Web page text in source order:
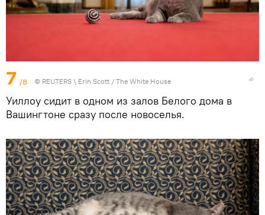
7 /8 © REUTERS \ Erin Scott / The White House
Уиллоу сидит в одном из залов Белого дома в
Вашингтоне сразу после новоселья.